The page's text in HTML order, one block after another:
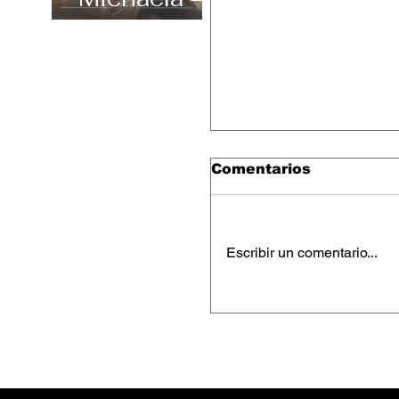
“Carefree”
Comentarios
Escribir un comentario...